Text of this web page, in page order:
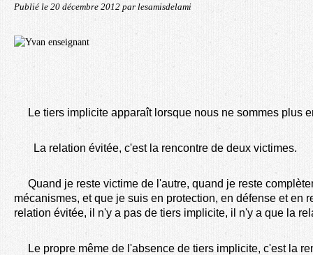
Publié le 20 décembre 2012 par lesamisdelami
Le tiers implicite apparaît lorsque nous ne sommes
La relation évitée, c'est la rencontre de deux victimes.
Quand je reste victime de l'autre, quand je reste
mécanismes, et que je suis en protection, en défense et en
relation évitée, il n'y a pas de tiers implicite, il n'y a que la
Le propre même de l'absence de tiers implicite, c'est la